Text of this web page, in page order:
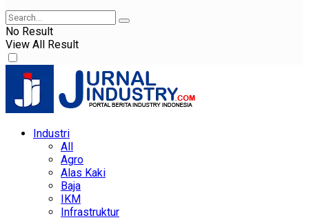
No Result
View All Result
Industri
All
Agro
Alas Kaki
Baja
IKM
Infrastruktur